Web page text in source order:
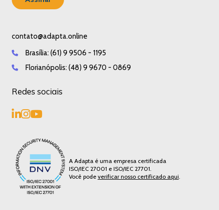
contato@adapta.online
Brasília: (61) 9 9506 - 1195
Florianópolis: (48) 9 9670 - 0869
Redes sociais
A Adapta é uma empresa certificada
ISO/IEC 27001 e ISO/IEC 27701.
Você pode verificar nosso certificado aqui